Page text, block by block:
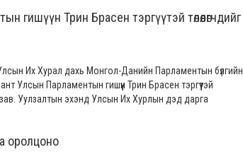
Трин Брасен тэргүүтэй төлөөлөгчдийг
Их Хурал дахь Монгол-Данийн Парламентын бүлгийн
Улсын Парламентын гишүүн Трин Брасен тэргүүтэй
Уулзалтын эхэнд Улсын Их Хурлын дэд дарга
оролцоно